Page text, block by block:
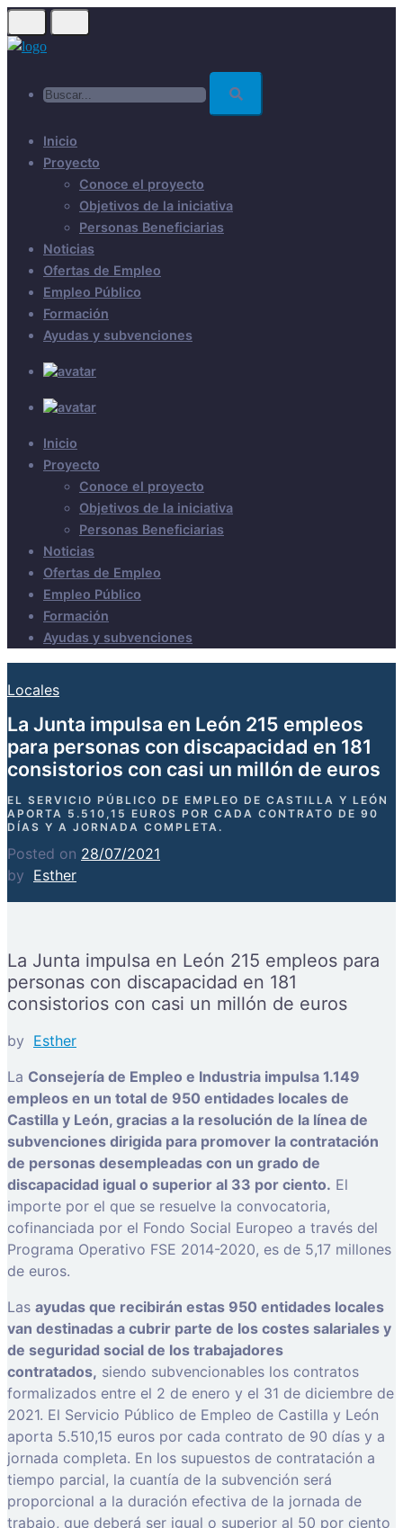
Skip
to
Inicio
Proyecto
Conoce el proyecto
Objetivos de la iniciativa
Personas Beneficiarias
Noticias
Ofertas de Empleo
Empleo Público
Formación
Ayudas y subvenciones
Inicio
Proyecto
Conoce el proyecto
Objetivos de la iniciativa
Personas Beneficiarias
Noticias
Ofertas de Empleo
Empleo Público
Formación
Ayudas y subvenciones
Locales
La Junta impulsa en León 215 empleos
para personas con discapacidad en 181
consistorios con casi un millón de euros
EL SERVICIO PÚBLICO DE EMPLEO DE CASTILLA Y LEÓN
APORTA 5.510,15 EUROS POR CADA CONTRATO DE 90
DÍAS Y A JORNADA COMPLETA.
Posted on 28/07/2021
by Esther
La Junta impulsa en León 215 empleos para
personas con discapacidad en 181
consistorios con casi un millón de euros
by Esther
La Consejería de Empleo e Industria impulsa 1.149
empleos en un total de 950 entidades locales de
Castilla y León, gracias a la resolución de la línea de
subvenciones dirigida para promover la contratación
de personas desempleadas con un grado de
discapacidad igual o superior al 33 por ciento. El
importe por el que se resuelve la convocatoria,
cofinanciada por el Fondo Social Europeo a través del
Programa Operativo FSE 2014-2020, es de 5,17 millones
de euros.
Las ayudas que recibirán estas 950 entidades locales
van destinadas a cubrir parte de los costes salariales y
de seguridad social de los trabajadores
contratados, siendo subvencionables los contratos
formalizados entre el 2 de enero y el 31 de diciembre de
2021. El Servicio Público de Empleo de Castilla y León
aporta 5.510,15 euros por cada contrato de 90 días y a
jornada completa. En los supuestos de contratación a
tiempo parcial, la cuantía de la subvención será
proporcional a la duración efectiva de la jornada de
trabajo, que deberá ser igual o superior al 50 por ciento